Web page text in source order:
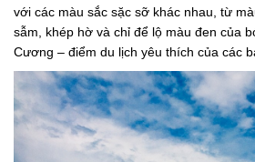
với các màu sắc sặc sỡ khác nhau, từ
sẫm, khép hờ và chỉ để lộ màu đen của
Cương – điểm du lịch yêu thích của các